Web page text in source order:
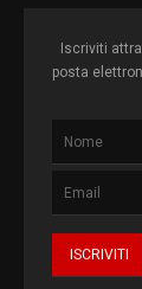
Iscriviti
posta